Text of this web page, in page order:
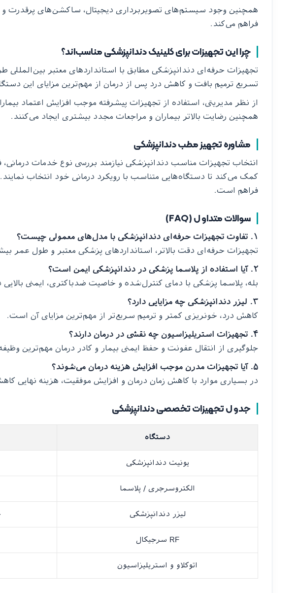
همچنین وجود سیستم‌های تصویربرداری دیجیتال، ساکشن‌های پرقدرت و
فراهم می‌کند.
چرا این تجهیزات برای کلینیک دندانپزشکی مناسب‌اند؟
تجهیزات حرفه‌ای دندانپزشکی مطابق با استانداردهای معتبر
تسریع ترمیم بافت و کاهش درد پس از درمان از مهم‌ترین مزایای این
از نظر مدیریتی، استفاده از تجهیزات پیشرفته موجب افزایش اعتماد
همچنین رضایت بالاتر بیماران و مراجعات مجدد بیشتری ایجاد می‌کنند.
مشاوره تجهیز مطب دندانپزشکی
انتخاب تجهیزات مناسب دندانپزشکی نیازمند بررسی نوع خدمات
کمک می‌کند تا دستگاه‌هایی متناسب با رویکرد درمانی خود انتخاب
فراهم است.
سوالات متداول (FAQ)
۱. تفاوت تجهیزات حرفه‌ای دندانپزشکی با مدل‌های معمولی چیست؟
تجهیزات حرفه‌ای دقت بالاتر، استانداردهای پزشکی معتبر و طول عمر
۲. آیا استفاده از پلاسما پزشکی در دندانپزشکی ایمن است؟
بله، پلاسما پزشکی با دمای کنترل‌شده و خاصیت ضدباکتری، ایمنی بالایی
۳. لیزر دندانپزشکی چه مزایایی دارد؟
کاهش درد، خونریزی کمتر و ترمیم سریع‌تر از مهم‌ترین مزایای آن است.
۴. تجهیزات استریلیزاسیون چه نقشی در درمان دارند؟
جلوگیری از انتقال عفونت و حفظ ایمنی بیمار و کادر درمان مهم‌ترین
۵. آیا تجهیزات مدرن موجب افزایش هزینه درمان می‌شوند؟
در بسیاری موارد با کاهش زمان درمان و افزایش موفقیت، هزینه نهایی
جدول تجهیزات تخصصی دندانپزشکی
دستگاه
یونیت دندانپزشکی
الکتروسرجری / پلاسما
لیزر دندانپزشکی
RF سرجیکال
اتوکلاو و استریلیزاسیون